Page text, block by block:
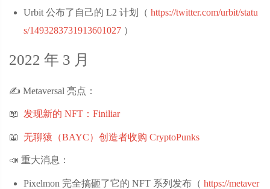
Urbit 公布了自己的 L2 计划（ https://twitter.com/urbit/statu
s/1493283731913601027 ‌）
2022 年 3 月
✍️ Metaversal 亮点：
📖 发现新的 NFT：Finiliar
📖 无聊猿（BAYC）创造者收购 CryptoPunks
📣 重大消息：
Pixelmon 完全搞砸了它的 NFT 系列发布（ https://metaver